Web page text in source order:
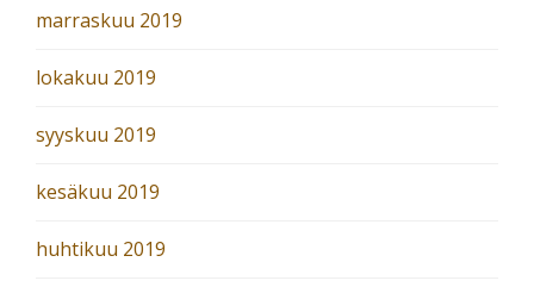
marraskuu 2019
lokakuu 2019
syyskuu 2019
kesäkuu 2019
huhtikuu 2019